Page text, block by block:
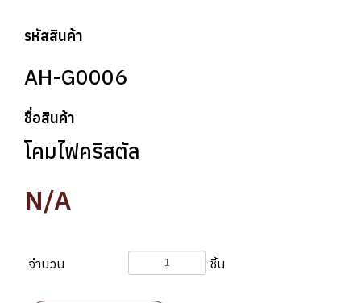
รหัสสินค้า
AH-G0006
ชื่อสินค้า
โคมไฟคริสตัล
N/A
จำนวน ชิ้น